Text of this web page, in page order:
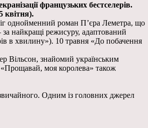
французьких бестселерів.
квітня).
однойменний роман П’єра Леметра, що
найкращі режисуру, адаптований
в хвилину»). 10 травня «До побачення
Вільсон, знайомий українським
моя королева» також
Одним із головних джерел